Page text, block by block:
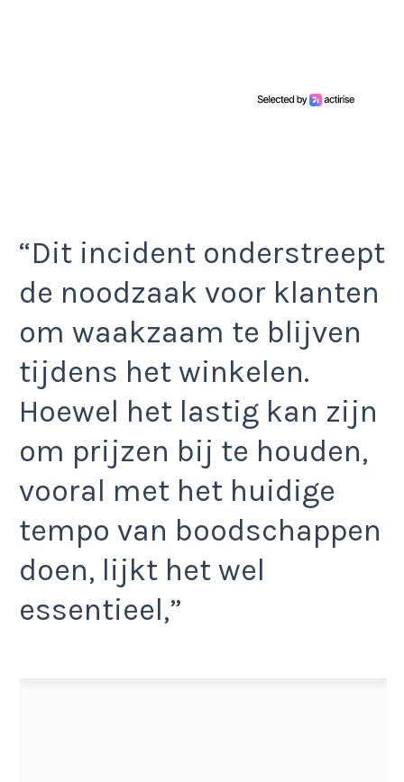
“Dit incident onderstreept
de noodzaak voor klanten
om waakzaam te blijven
tijdens het winkelen.
Hoewel het lastig kan zijn
om prijzen bij te houden,
vooral met het huidige
tempo van boodschappen
doen, lijkt het wel
essentieel,”